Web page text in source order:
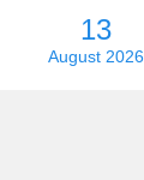
13
August 2026